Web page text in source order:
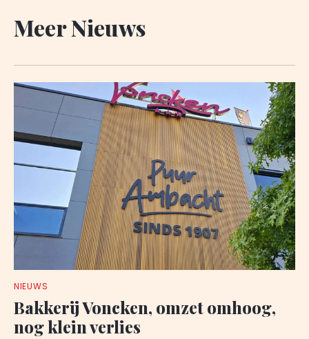
Meer Nieuws
NIEUWS
Bakkerij Voncken, omzet omhoog,
nog klein verlies